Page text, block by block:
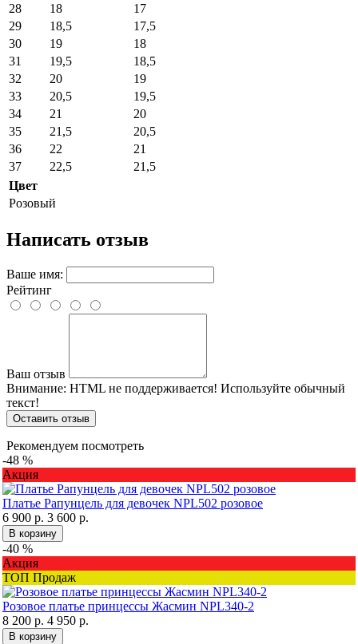
28
18
17
29
18,5
17,5
30
19
18
31
19,5
18,5
32
20
19
33
20,5
19,5
34
21
20
35
21,5
20,5
36
22
21
37
22,5
21,5
Цвет
Розовый
Написать отзыв
Ваше имя:
Рейтинг
Ваш отзыв
Внимание: HTML не поддерживается! Используйте обычный
текст!
Оставить отзыв
Рекомендуем посмотреть
-48 %
Акция
Платье Рапунцель для девочек NPL502 розовое
6 900 р. 3 600 р.
В корзину
-40 %
Акция
ТОП Продаж
Розовое платье принцессы Жасмин NPL340-2
8 200 р. 4 950 р.
В корзину